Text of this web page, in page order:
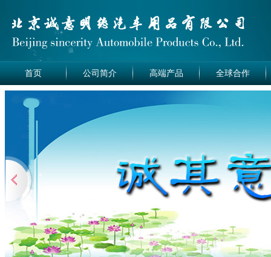
首页 公司简介 高端产品 全球合作